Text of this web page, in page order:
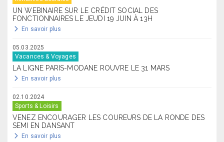
UN WEBINAIRE SUR LE CRÉDIT SOCIAL DES
FONCTIONNAIRES LE JEUDI 19 JUIN À 13H
En savoir plus
05.03.2025
Vacances & Voyages
LA LIGNE PARIS-MODANE ROUVRE LE 31 MARS
En savoir plus
02.10.2024
Sports & Loisirs
VENEZ ENCOURAGER LES COUREURS DE LA RONDE DES
SEMI EN DANSANT
En savoir plus